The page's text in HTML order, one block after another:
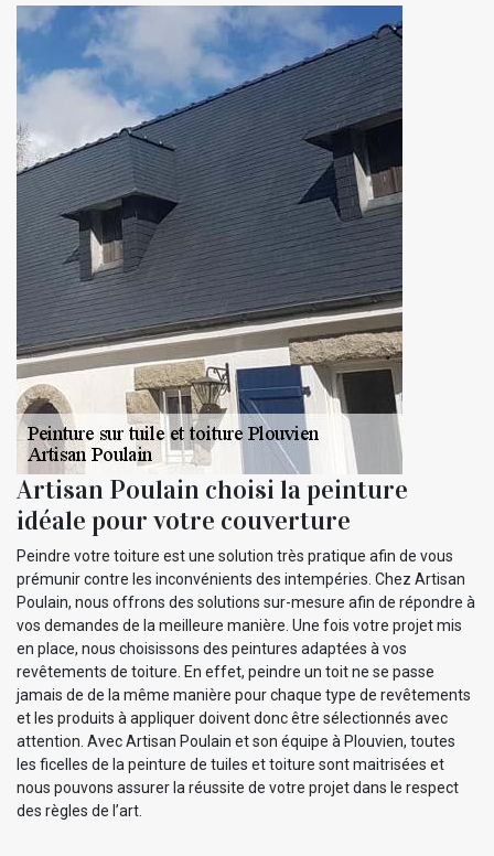
Artisan Poulain choisi la peinture
idéale pour votre couverture
Peindre votre toiture est une solution très pratique afin de vous
prémunir contre les inconvénients des intempéries. Chez Artisan
Poulain, nous offrons des solutions sur-mesure afin de répondre à
vos demandes de la meilleure manière. Une fois votre projet mis
en place, nous choisissons des peintures adaptées à vos
revêtements de toiture. En effet, peindre un toit ne se passe
jamais de de la même manière pour chaque type de revêtements
et les produits à appliquer doivent donc être sélectionnés avec
attention. Avec Artisan Poulain et son équipe à Plouvien, toutes
les ficelles de la peinture de tuiles et toiture sont maitrisées et
nous pouvons assurer la réussite de votre projet dans le respect
des règles de l’art.